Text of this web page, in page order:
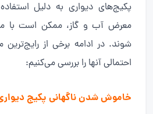
پکیج‌های دیواری به دلیل
معرض آب و گاز، ممکن است با
شوند. در ادامه برخی از
احتمالی آنها را بررسی می‌کنیم:
خاموش شدن ناگهانی پکیج